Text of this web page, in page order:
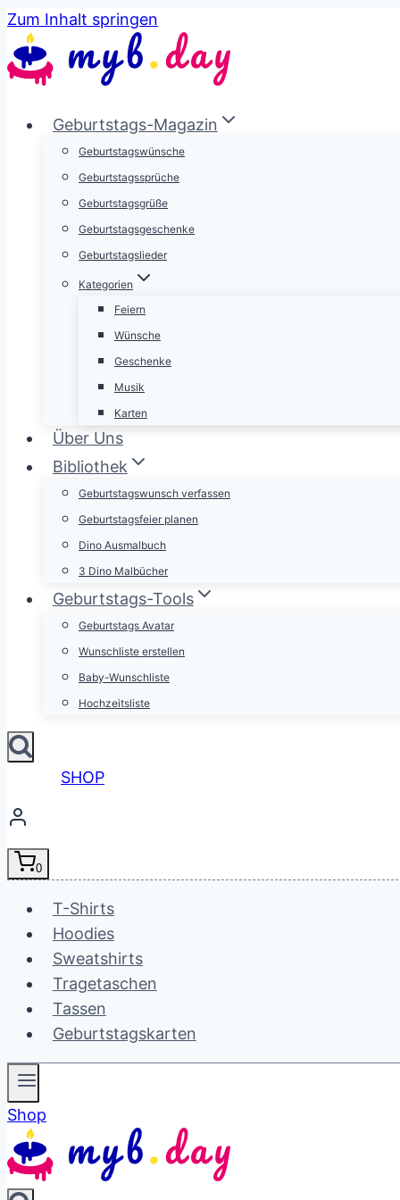
Zum Inhalt springen
Geburtstags-Magazin
Geburtstagswünsche
Geburtstagssprüche
Geburtstagsgrüße
Geburtstagsgeschenke
Geburtstagslieder
Kategorien
Feiern
Wünsche
Geschenke
Musik
Karten
Über Uns
Bibliothek
Geburtstagswunsch verfassen
Geburtstagsfeier planen
Dino Ausmalbuch
3 Dino Malbücher
Geburtstags-Tools
Geburtstags Avatar
Wunschliste erstellen
Baby-Wunschliste
Hochzeitsliste
SHOP
0
T-Shirts
Hoodies
Sweatshirts
Tragetaschen
Tassen
Geburtstagskarten
Shop